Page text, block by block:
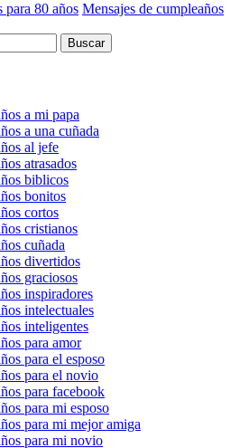
para 80 años Mensajes de cumpleaños
a mi papa
a una cuñada
al jefe
atrasados
biblicos
bonitos
cortos
cristianos
cuñada
divertidos
graciosos
inspiradores
intelectuales
inteligentes
para amor
para el esposo
para el novio
para facebook
para mi esposo
para mi mejor amiga
para mi novio